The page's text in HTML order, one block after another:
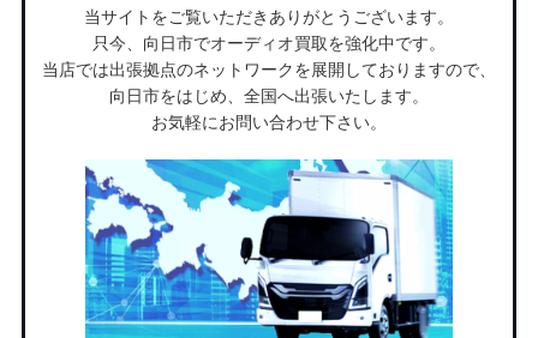
当サイトをご覧いただきありがとうございます。
只今、向日市でオーディオ買取を強化中です。
当店では出張拠点のネットワークを展開しておりますので、
向日市をはじめ、全国へ出張いたします。
お気軽にお問い合わせ下さい。